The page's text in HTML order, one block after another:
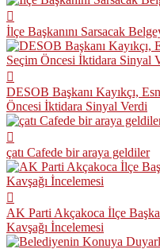
İlçe Başkanını Sarsacak
DESOB Başkanı Kayıkçı,
Öncesi İktidara Sinyal Verdi
çatı Cafede bir araya geldiler
AK Parti Akçakoca İlçe
Kavşağı İncelemesi